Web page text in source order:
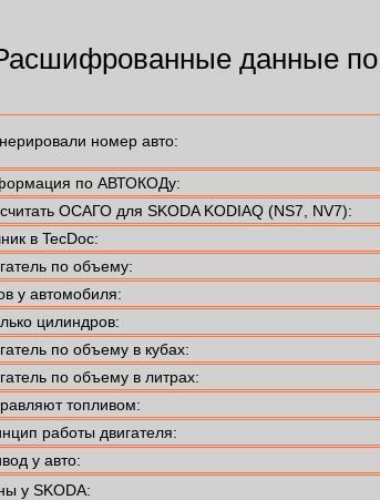
данные
номер авто:
по АВТОКОДу:
ОСАГО для SKODA KODIAQ (NS7, NV7):
в TecDoc:
по объему:
у автомобиля:
цилиндров:
по объему в кубах:
по объему в литрах:
топливом:
работы двигателя:
у авто:
у SKODA: